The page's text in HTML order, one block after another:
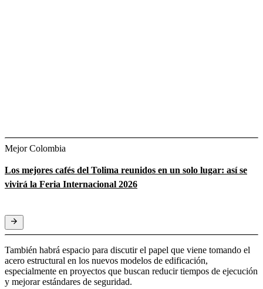
Mejor Colombia
Los mejores cafés del Tolima reunidos en un solo lugar: así se
vivirá la Feria Internacional 2026
También habrá espacio para discutir el papel que viene tomando el
acero estructural en los nuevos modelos de edificación,
especialmente en proyectos que buscan reducir tiempos de ejecución
y mejorar estándares de seguridad.